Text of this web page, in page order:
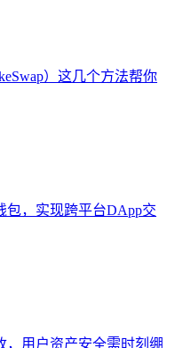
）这几个方法帮你
包，实现跨平台DApp交
，用户资产安全需时刻绷